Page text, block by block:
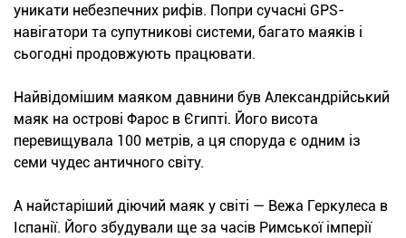
уникати небезпечних рифів. Попри сучасні GPS-
навігатори та супутникові системи, багато маяків і
сьогодні продовжують працювати.
Найвідомішим маяком давнини був Александрійський
маяк на острові Фарос в Єгипті. Його висота
перевищувала 100 метрів, а ця споруда є одним із
семи чудес античного світу.
А найстаріший діючий маяк у світі — Вежа Геркулеса в
Іспанії. Його збудували ще за часів Римської імперії